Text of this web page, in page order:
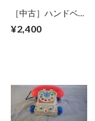
［中古］ハンドベ
8音
¥2,400